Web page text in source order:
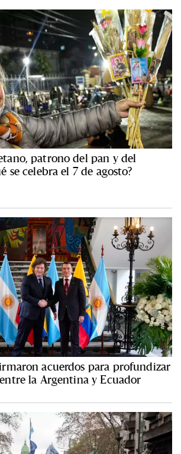
patrono del pan y del
se celebra el 7 de agosto?
acuerdos para profundizar
la Argentina y Ecuador